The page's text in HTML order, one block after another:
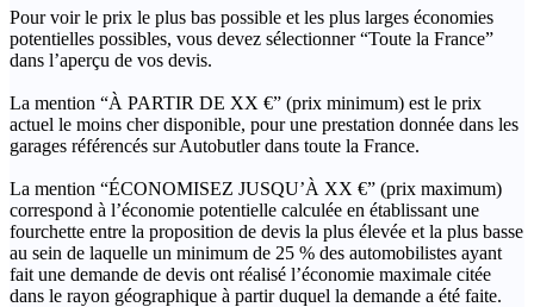
Pour voir le prix le plus bas possible et les plus larges économies
potentielles possibles, vous devez sélectionner “Toute la France”
dans l’aperçu de vos devis.
La mention “À PARTIR DE XX €” (prix minimum) est le prix
actuel le moins cher disponible, pour une prestation donnée dans les
garages référencés sur Autobutler dans toute la France.
La mention “ÉCONOMISEZ JUSQU’À XX €” (prix maximum)
correspond à l’économie potentielle calculée en établissant une
fourchette entre la proposition de devis la plus élevée et la plus basse
au sein de laquelle un minimum de 25 % des automobilistes ayant
fait une demande de devis ont réalisé l’économie maximale citée
dans le rayon géographique à partir duquel la demande a été faite.